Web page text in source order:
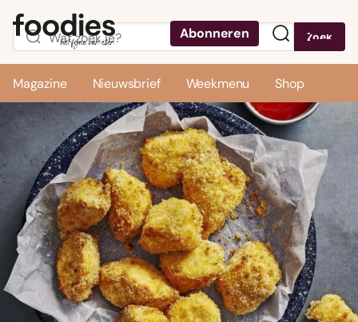
Abonneren Zoek
Magazine Nieuwsbrief Weekmenu Shop